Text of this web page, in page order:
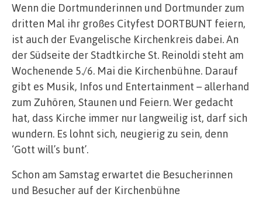
Wenn die Dortmunderinnen und Dortmunder zum
dritten Mal ihr großes Cityfest DORTBUNT feiern,
ist auch der Evangelische Kirchenkreis dabei. An
der Südseite der Stadtkirche St. Reinoldi steht am
Wochenende 5./6. Mai die Kirchenbühne. Darauf
gibt es Musik, Infos und Entertainment – allerhand
zum Zuhören, Staunen und Feiern. Wer gedacht
hat, dass Kirche immer nur langweilig ist, darf sich
wundern. Es lohnt sich, neugierig zu sein, denn
‘Gott will’s bunt’.
Schon am Samstag erwartet die Besucherinnen
und Besucher auf der Kirchenbühne